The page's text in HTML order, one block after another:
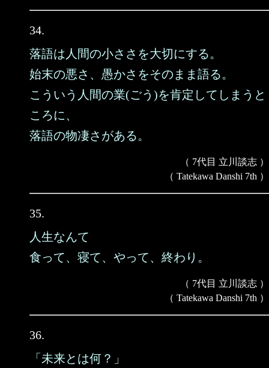
34.
落語は人間の小ささを大切にする。
始末の悪さ、愚かさをそのまま語る。
こういう人間の業(ごう)を肯定してしまうと
ころに、
落語の物凄さがある。
（ 7代目 立川談志 ）
（ Tatekawa Danshi 7th ）
35.
人生なんて
食って、寝て、やって、終わり。
（ 7代目 立川談志 ）
（ Tatekawa Danshi 7th ）
36.
「未来とは何？」